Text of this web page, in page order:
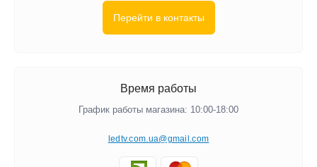
Перейти в контакты
Время работы
График работы магазина: 10:00-18:00
ledtv.com.ua@gmail.com